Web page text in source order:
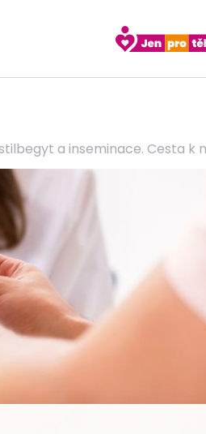
a inseminace. Cesta k